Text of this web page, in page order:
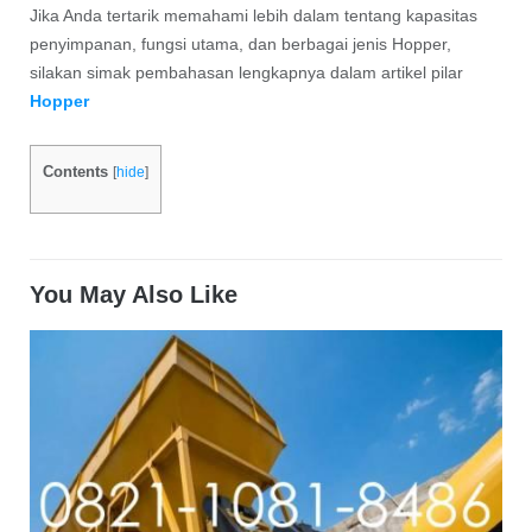
Jika Anda tertarik memahami lebih dalam tentang kapasitas
penyimpanan, fungsi utama, dan berbagai jenis Hopper,
silakan simak pembahasan lengkapnya dalam artikel pilar
Hopper
Contents [hide]
You May Also Like